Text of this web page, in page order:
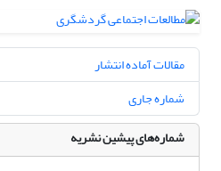
مقالات آماده انتشار
شماره جاری
شماره‌های پیشین نشریه